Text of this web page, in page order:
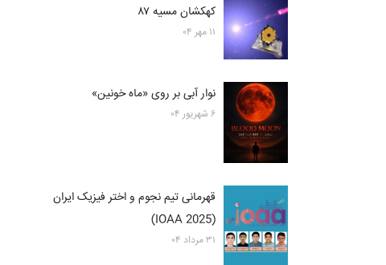
کهکشان مسیه ۸۷
۱۱ مهر ۰۴
نوار آبی بر روی «ماه خونین»
۶ شهریور ۰۴
قهرمانی تیم نجوم و اختر فیزیک ایران
(2025 IOAA)
۳۱ مرداد ۰۴